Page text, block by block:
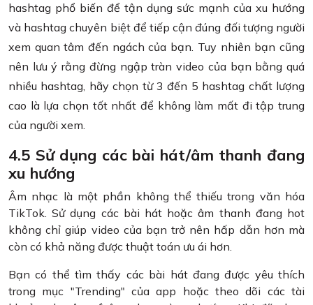
hashtag phổ biến để tận dụng sức mạnh của xu hướng
và hashtag chuyên biệt để tiếp cận đúng đối tượng người
xem quan tâm đến ngách của bạn. Tuy nhiên bạn cũng
nên lưu ý rằng đừng ngập tràn video của bạn bằng quá
nhiều hashtag, hãy chọn từ 3 đến 5 hashtag chất lượng
cao là lựa chọn tốt nhất để không làm mất đi tập trung
của người xem.
4.5 Sử dụng các bài hát/âm thanh đang
xu hướng
Âm nhạc là một phần không thể thiếu trong văn hóa
TikTok. Sử dụng các bài hát hoặc âm thanh đang hot
không chỉ giúp video của bạn trở nên hấp dẫn hơn mà
còn có khả năng được thuật toán ưu ái hơn.
Bạn có thể tìm thấy các bài hát đang được yêu thích
trong mục "Trending" của app hoặc theo dõi các tài